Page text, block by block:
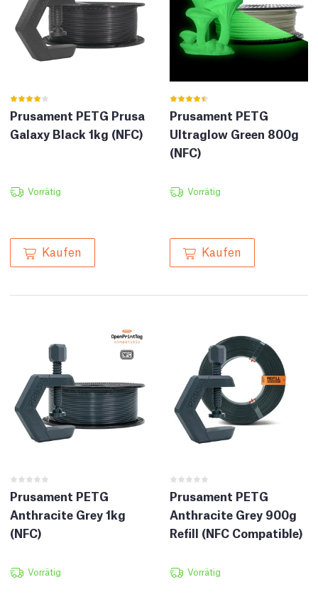
Prusament PETG Prusa
Galaxy Black 1kg (NFC)
Vorrätig
Kaufen
Prusament PETG
Ultraglow Green 800g
(NFC)
Vorrätig
Kaufen
Prusament PETG
Anthracite Grey 1kg
(NFC)
Vorrätig
Prusament PETG
Anthracite Grey 900g
Refill (NFC Compatible)
Vorrätig